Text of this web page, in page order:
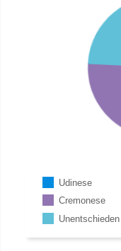
Udinese
Cremonese
Unentschieden